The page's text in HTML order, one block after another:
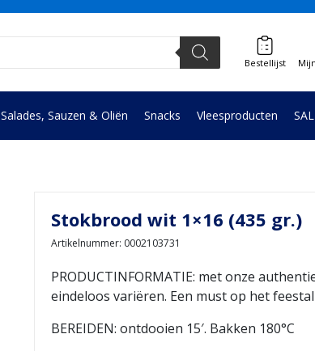
Bestellijst
Salades, Sauzen & Oliën Snacks Vleesproducten
Stokbrood wit 1×16 (435 gr.)
Artikelnummer: 0002103731
PRODUCTINFORMATIE: met onze
eindeloos variëren. Een must op het
BEREIDEN: ontdooien 15′. Bakken 180°C